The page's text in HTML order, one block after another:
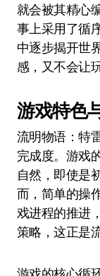
就会被其精心
事上采用了循
中逐步揭开世
感，又不会让
游戏特色
流明物语：特
完成度。游戏
自然，即使是
而，简单的操
戏进程的推进
策略，这正是